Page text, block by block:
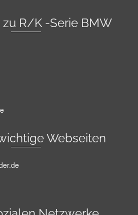
R/K -Serie BMW
Webseiten